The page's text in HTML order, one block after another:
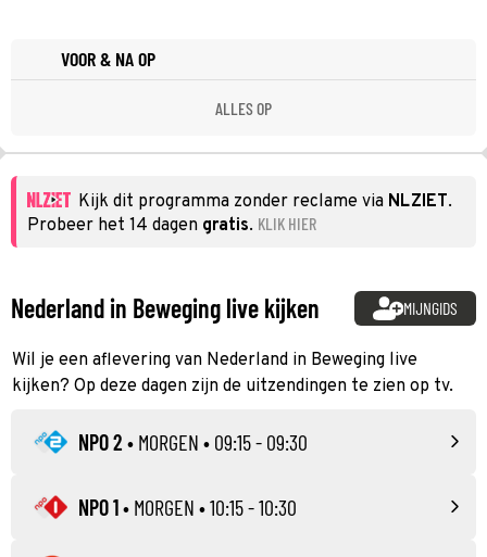
VOOR & NA OP
ALLES OP
Kijk dit programma zonder reclame via NLZIET.
Probeer het 14 dagen gratis. KLIK HIER
Nederland in Beweging live kijken MIJNGIDS
Wil je een aflevering van Nederland in Beweging live
kijken? Op deze dagen zijn de uitzendingen te zien op tv.
NPO 2 • MORGEN • 09:15 - 09:30
NPO 1• MORGEN • 10:15 - 10:30